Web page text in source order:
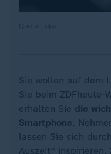
Sie wollen auf dem
Sie beim ZDFheute-
erhalten Sie die
Smartphone.
lassen Sie sich
Auszeit" inspirieren.